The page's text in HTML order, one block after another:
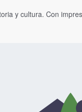
y cultura. Con